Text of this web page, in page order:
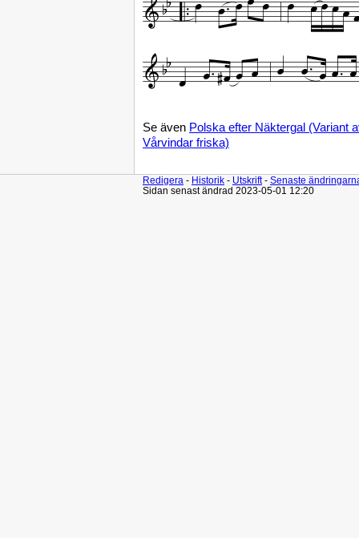
Se även Polska efter Näktergal (Variant
Vårvindar friska)
Redigera - Historik - Utskrift- Senaste
Sidan senast ändrad 2023-05-01 12:20